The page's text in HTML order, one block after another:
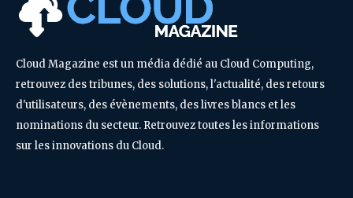
Cloud Magazine est un média dédié au Cloud Computing,
retrouvez des tribunes, des solutions, l'actualité, des retours
d'utilisateurs, des évènements, des livres blancs et les
nominations du secteur. Retrouvez toutes les informations
sur les innovations du Cloud.